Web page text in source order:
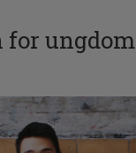
for ungdom